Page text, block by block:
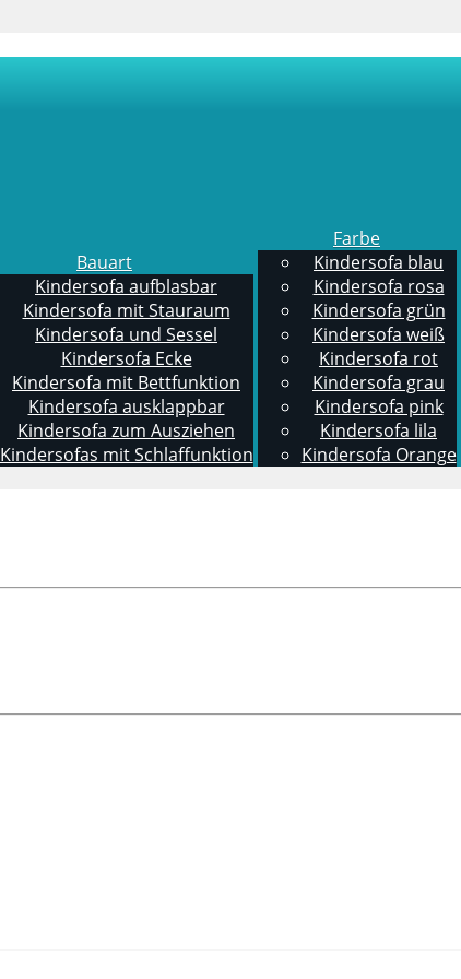
Bauart
Kindersofa aufblasbar
Kindersofa mit Stauraum
Kindersofa und Sessel
Kindersofa Ecke
Kindersofa mit Bettfunktion
Kindersofa ausklappbar
Kindersofa zum Ausziehen
Kindersofas mit Schlaffunktion
Farbe
Kindersofa blau
Kindersofa rosa
Kindersofa grün
Kindersofa weiß
Kindersofa rot
Kindersofa grau
Kindersofa pink
Kindersofa lila
Kindersofa Orange